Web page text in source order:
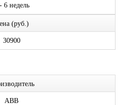
6 недель
(руб.)
30900
ABB